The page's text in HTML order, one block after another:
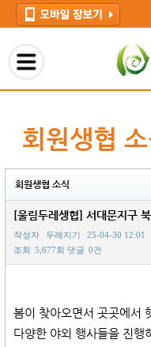
회원생협
회원생협 소식
[울림두레생협] 서대문지구
작성자 두레지기
25-04-30 12:01
조회 5,677회 댓글 0건
본문
봄이 찾아오면서 곳곳에서
다양한 야외 행사들을 진행